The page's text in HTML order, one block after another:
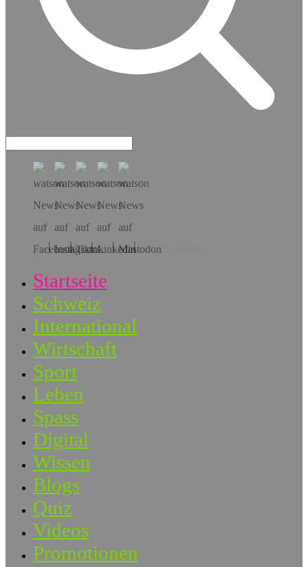
Hol dir die App!
Startseite
Schweiz
International
Wirtschaft
Sport
Leben
Spass
Digital
Wissen
Blogs
Quiz
Videos
Promotionen